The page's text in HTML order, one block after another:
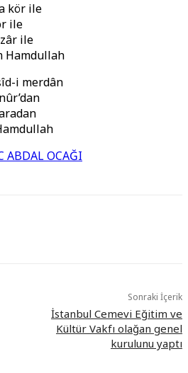
kör ile
ile
ile
Hamdullah
i merdân
ABDAL OCAĞI
Sonraki İçerik
İstanbul Cemevi Eğitim ve
Kültür Vakfı olağan genel
kurulunu yaptı